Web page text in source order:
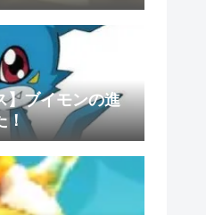
】ブイモンの進
！